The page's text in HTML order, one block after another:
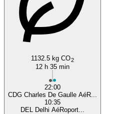
1132.5 kg CO2
12 h 35 min
22:00
CDG Charles De Gaulle AéR...
10:35
DEL Delhi AéRoport...